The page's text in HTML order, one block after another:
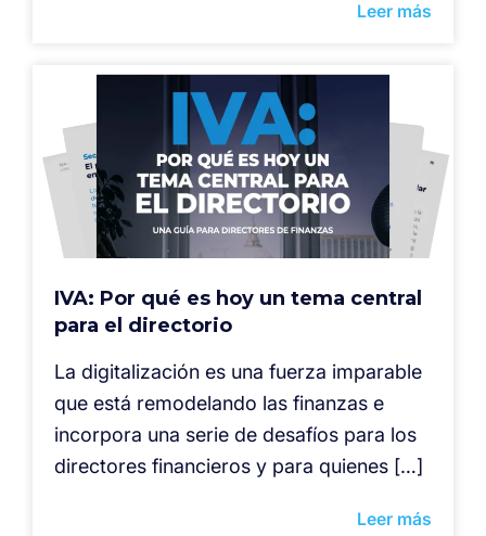
Leer más
IVA: Por qué es hoy un tema central
para el directorio
La digitalización es una fuerza imparable
que está remodelando las finanzas e
incorpora una serie de desafíos para los
directores financieros y para quienes […]
Leer más